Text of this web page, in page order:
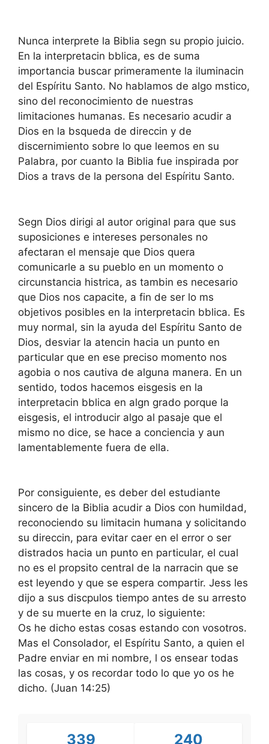
Nunca interprete la Biblia segn su propio juicio.
En la interpretacin bblica, es de suma
importancia buscar primeramente la iluminacin
del Espíritu Santo. No hablamos de algo mstico,
sino del reconocimiento de nuestras
limitaciones humanas. Es necesario acudir a
Dios en la bsqueda de direccin y de
discernimiento sobre lo que leemos en su
Palabra, por cuanto la Biblia fue inspirada por
Dios a travs de la persona del Espíritu Santo.
Segn Dios dirigi al autor original para que sus
suposiciones e intereses personales no
afectaran el mensaje que Dios quera
comunicarle a su pueblo en un momento o
circunstancia histrica, as tambin es necesario
que Dios nos capacite, a fin de ser lo ms
objetivos posibles en la interpretacin bblica. Es
muy normal, sin la ayuda del Espíritu Santo de
Dios, desviar la atencin hacia un punto en
particular que en ese preciso momento nos
agobia o nos cautiva de alguna manera. En un
sentido, todos hacemos eisgesis en la
interpretacin bblica en algn grado porque la
eisgesis, el introducir algo al pasaje que el
mismo no dice, se hace a conciencia y aun
lamentablemente fuera de ella.
Por consiguiente, es deber del estudiante
sincero de la Biblia acudir a Dios con humildad,
reconociendo su limitacin humana y solicitando
su direccin, para evitar caer en el error o ser
distrados hacia un punto en particular, el cual
no es el propsito central de la narracin que se
est leyendo y que se espera compartir. Jess les
dijo a sus discpulos tiempo antes de su arresto
y de su muerte en la cruz, lo siguiente:
Os he dicho estas cosas estando con vosotros.
Mas el Consolador, el Espíritu Santo, a quien el
Padre enviar en mi nombre, l os ensear todas
las cosas, y os recordar todo lo que yo os he
dicho. (Juan 14:25)
339 240